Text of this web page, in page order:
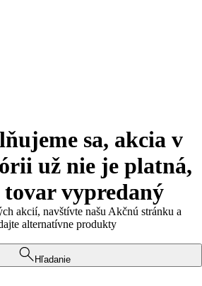
sa, akcia v
už nie je platná,
tovar vypredaný
akcií, navštívte našu Akčnú stránku a
alternatívne produkty
Hľadanie